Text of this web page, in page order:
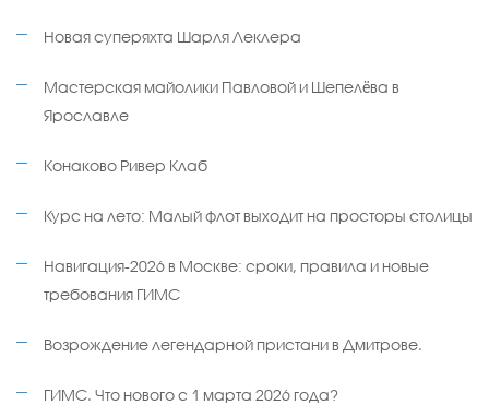
Новая суперяхта Шарля Леклера
Мастерская майолики Павловой и Шепелёва в
Ярославле
Конаково Ривер Клаб
Курс на лето: Малый флот выходит на просторы столицы
Навигация-2026 в Москве: сроки, правила и новые
требования ГИМС
Возрождение легендарной пристани в Дмитрове.
ГИМС. Что нового с 1 марта 2026 года?